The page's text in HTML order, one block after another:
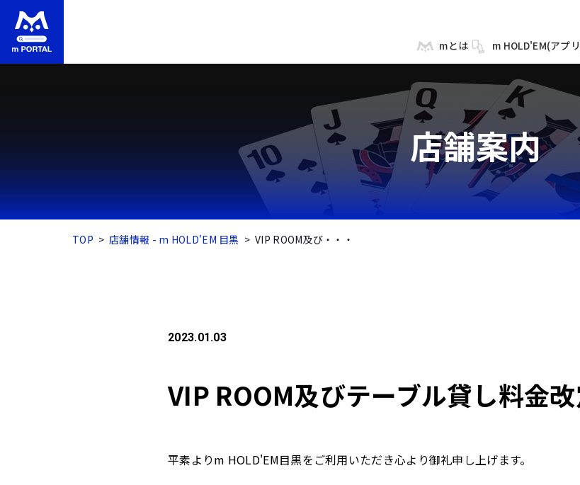
mとは m HOLD'EM(アプ
店舗案内
TOP 店舗情報 - m HOLD'EM 目黒 VIP ROOM及び・・・
2023.01.03
VIP ROOM及びテーブル貸し料金
平素よりm HOLD'EM目黒をご利用いただき心より御礼申し上げます。